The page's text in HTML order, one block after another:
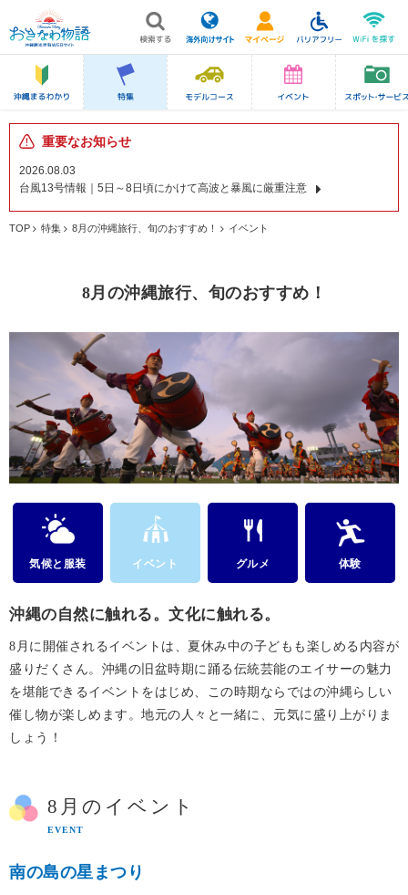
重要なお知らせ
2026.08.03
台風13号情報｜5日～8日頃にかけて高波と暴風に厳重注意
TOP 特集 8月の沖縄旅行、旬のおすすめ！ イベント
8月の沖縄旅行、旬のおすすめ！
気候と服装 イベント グルメ 体験
沖縄の自然に触れる。文化に触れる。
8月に開催されるイベントは、夏休み中の子どもも楽しめる内容が
盛りだくさん。沖縄の旧盆時期に踊る伝統芸能のエイサーの魅力
を堪能できるイベントをはじめ、この時期ならではの沖縄らしい
催し物が楽しめます。地元の人々と一緒に、元気に盛り上がりま
しょう！
8月のイベント
EVENT
南の島の星まつり